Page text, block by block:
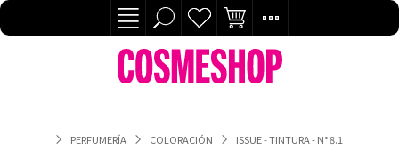
PERFUMERÍA COLORACIÓN ISSUE - TINTURA - N° 8.1